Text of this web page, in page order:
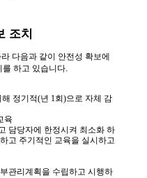
조치
다음과 같이 안전성 확보에
를 하고 있습니다.
정기적(년 1회)으로 자체 감
육
담당자에 한정시켜 최소화 하
고 주기적인 교육을 실시하고
관리계획을 수립하고 시행하